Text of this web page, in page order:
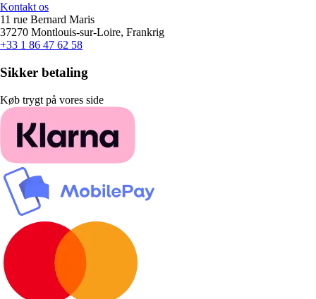
Kontakt os
11 rue Bernard Maris
37270 Montlouis-sur-Loire, Frankrig
+33 1 86 47 62 58
Sikker betaling
Køb trygt på vores side